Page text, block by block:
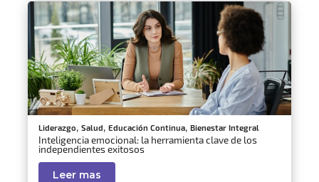
Liderazgo, Salud, Educación Continua, Bienestar Integral
Inteligencia emocional: la herramienta clave de los
independientes exitosos
Leer mas